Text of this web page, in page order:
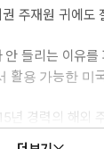
주재원 귀에도
들리는 이유
활용 가능한 미
년 경력의 해외
이해하지 못하